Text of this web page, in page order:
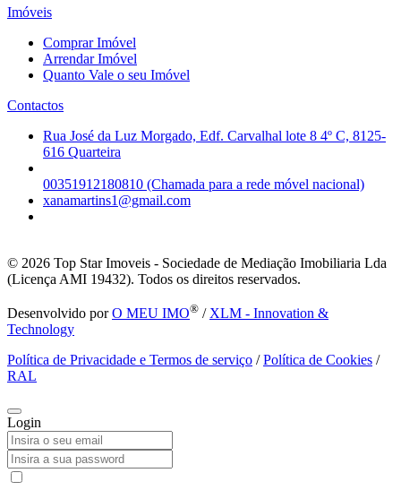
Imóveis
Comprar Imóvel
Arrendar Imóvel
Quanto Vale o seu Imóvel
Contactos
Rua José da Luz Morgado, Edf. Carvalhal lote 8 4º C, 8125-
616 Quarteira
00351912180810 (Chamada para a rede móvel nacional)
xanamartins1@gmail.com
© 2026 Top Star Imoveis - Sociedade de Mediação Imobiliaria Lda
(Licença AMI 19432). Todos os direitos reservados.
Desenvolvido porO MEU IMO® / XLM - Innovation &
Technology
Política de Privacidade e Termos de serviço /Política de Cookies /
RAL
Login